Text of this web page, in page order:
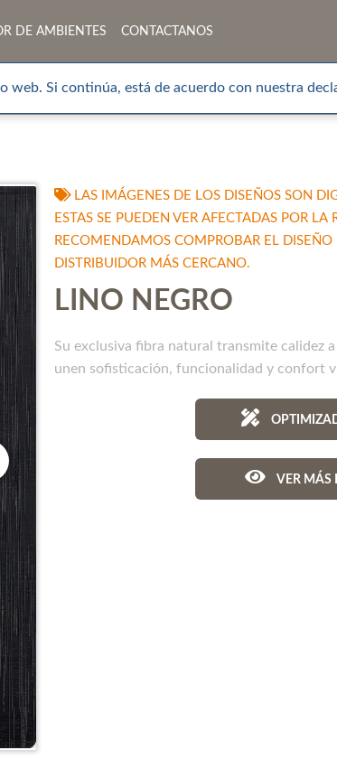
DE AMBIENTES CONTACTANOS
Si continúa, está de acuerdo con nuestra
LAS IMÁGENES DE LOS DISEÑOS SON
ESTAS SE PUEDEN VER AFECTADAS POR
RECOMENDAMOS COMPROBAR EL
DISTRIBUIDOR MÁS CERCANO.
LINO NEGRO
Su exclusiva fibra natural transmite calidez
unen sofisticación, funcionalidad y confort
VER MÁS